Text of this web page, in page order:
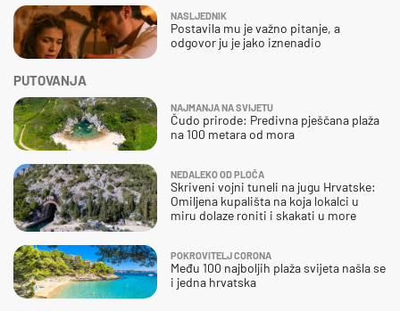
NASLJEDNIK
Postavila mu je važno pitanje, a
odgovor ju je jako iznenadio
PUTOVANJA
NAJMANJA NA SVIJETU
Čudo prirode: Predivna pješčana plaža
na 100 metara od mora
NEDALEKO OD PLOČA
Skriveni vojni tuneli na jugu Hrvatske:
Omiljena kupališta na koja lokalci u
miru dolaze roniti i skakati u more
POKROVITELJ CORONA
Među 100 najboljih plaža svijeta našla se
i jedna hrvatska